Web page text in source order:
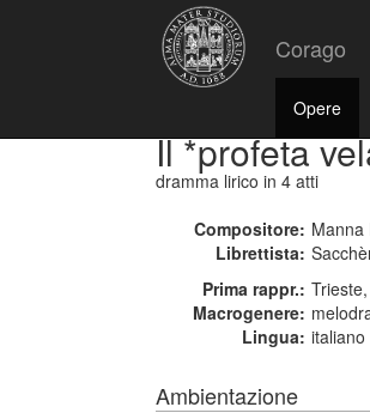
Corago
Opere
Il *profeta
dramma lirico in 4 atti
Compositore: Manna
Librettista:
Prima rappr.:
Macrogenere:
Lingua: italiano
Ambientazione